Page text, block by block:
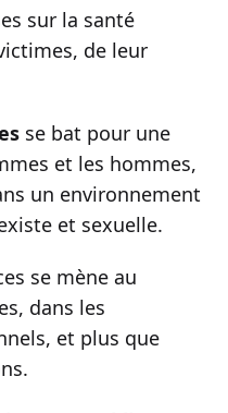
sur la santé
de leur
se bat pour une
et les hommes,
un environnement
et sexuelle.
se mène au
dans les
et plus que